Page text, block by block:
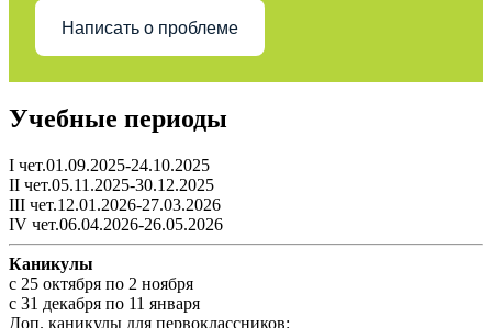
Написать о проблеме
Учебные периоды
I чет.01.09.2025-24.10.2025
II чет.05.11.2025-30.12.2025
III чет.12.01.2026-27.03.2026
IV чет.06.04.2026-26.05.2026
Каникулы
c 25 октября по 2 ноября
c 31 декабря по 11 января
Доп. каникулы для первоклассников: